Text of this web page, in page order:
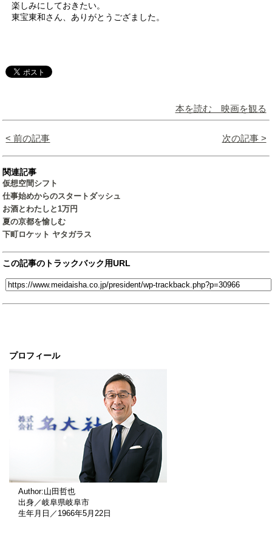
プロフィール
Author:山田哲也
出身／岐阜県岐阜市
生年月日／1966年5月22日
楽しみにしておきたい。
東宝東和さん、ありがとうござました。
本を読む 映画を観る
< 前の記事 次の記事 >
関連記事
仮想空間シフト
仕事始めからのスタートダッシュ
お酒とわたしと1万円
夏の京都を愉しむ
下町ロケット ヤタガラス
この記事のトラックバック用URL